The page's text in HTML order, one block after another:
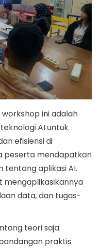
ini adalah
AI untuk
efisiensi di
peserta mendapatkan
tentang aplikasi AI.
mengaplikasikannya
data, dan tugas-
teori saja.
praktis